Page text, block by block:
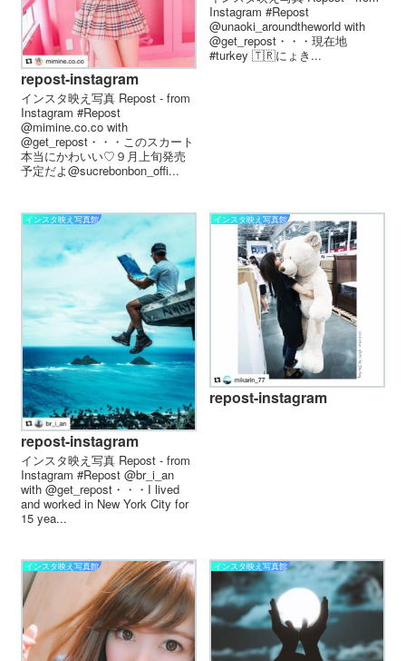
repost-instagram
インスタ映え写真 Repost - from
Instagram #Repost
@mimine.co.co with
@get_repost・・・このスカート
本当にかわいい♡９月上旬発売
予定だよ@sucrebonbon_offi...
Instagram #Repost
@unaoki_aroundtheworld with
@get_repost・・・現在地
#turkey 🇹🇷にょき...
インスタ映え写真館
repost-instagram
インスタ映え写真 Repost - from
Instagram #Repost @br_i_an
with @get_repost・・・I lived
and worked in New York City for
15 yea...
インスタ映え写真館
repost-instagram
インスタ映え写真館 インスタ映え写真館